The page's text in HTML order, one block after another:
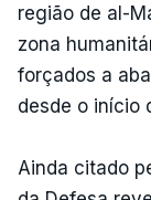
região de al-
zona
forçados a
desde o início
Ainda citado